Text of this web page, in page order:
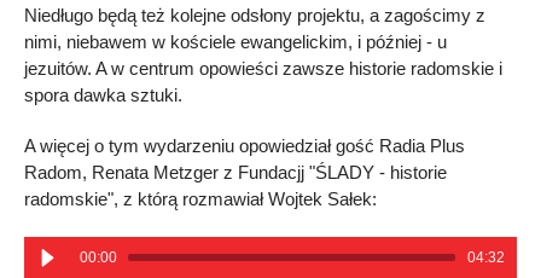
Niedługo będą też kolejne odsłony projektu, a zagościmy z
nimi, niebawem w kościele ewangelickim, i później - u
jezuitów. A w centrum opowieści zawsze historie radomskie i
spora dawka sztuki.
A więcej o tym wydarzeniu opowiedział gość Radia Plus
Radom, Renata Metzger z Fundacjj "ŚLADY - historie
radomskie", z którą rozmawiał Wojtek Sałek:
00:00 04:32